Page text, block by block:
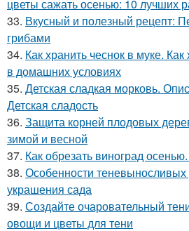
цветы сажать осенью: 10 лучших
33. Вкусный и полезный рецепт:
грибами
34. Как хранить чеснок в муке. Как
в домашних условиях
35. Детская сладкая морковь.
Детская сладость
36. Защита корней плодовых
зимой и весной
37. Как обрезать виноград
38. Особенности теневыносливых
украшения сада
39. Создайте очаровательный
овощи и цветы для тени